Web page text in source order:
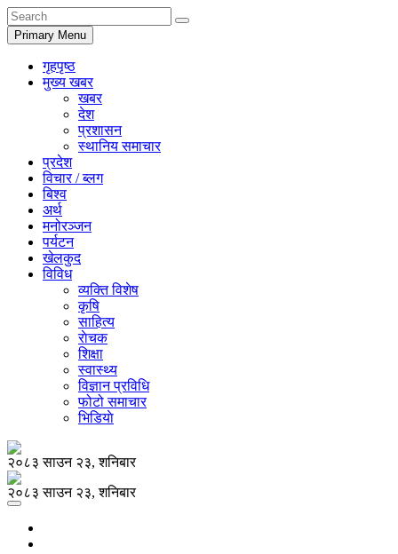
Primary Menu
गृहपृष्ठ
मुख्य खबर
खबर
देश
प्रशासन
स्थानिय समाचार
प्रदेश
विचार / ब्लग
बिश्व
अर्थ
मनोरञ्जन
पर्यटन
खेलकुद
विविध
व्यक्ति विशेष
कृषि
साहित्य
राेचक
शिक्षा
स्वास्थ्य
विज्ञान प्रविधि
फोटो समाचार
भिडियाे
२०८३ साउन २३, शनिबार
२०८३ साउन २३, शनिबार